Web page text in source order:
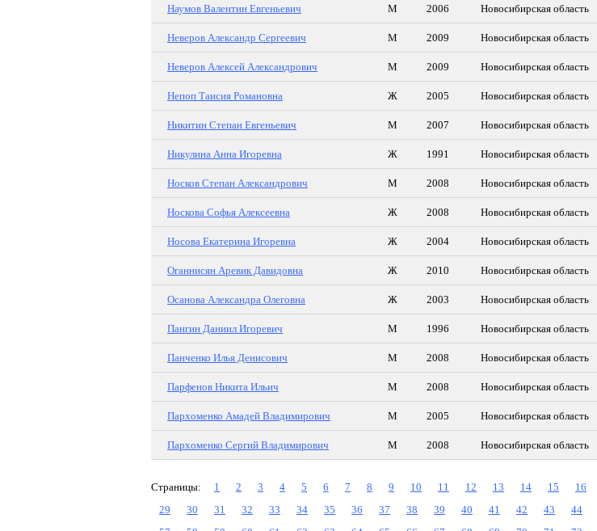
Наумов Валентин Евгеньевич М 2006 Новосибирская область
Неверов Александр Сергеевич М 2009 Новосибирская область
Неверов Алексей Александрович М 2009 Новосибирская область
Непоп Таисия Романовна Ж 2005 Новосибирская область
Никитин Степан Евгеньевич М 2007 Новосибирская область
Никулина Анна Игоревна Ж 1991 Новосибирская область
Носков Степан Александрович М 2008 Новосибирская область
Носкова Софья Алексеевна Ж 2008 Новосибирская область
Носова Екатерина Игоревна Ж 2004 Новосибирская область
Оганнисян Аревик Давидовна Ж 2010 Новосибирская область
Осанова Александра Олеговна Ж 2003 Новосибирская область
Пангин Даниил Игоревич М 1996 Новосибирская область
Панченко Илья Денисович М 2008 Новосибирская область
Парфенов Никита Ильич М 2008 Новосибирская область
Пархоменко Амадей Владимирович М 2005 Новосибирская область
Пархоменко Сергий Владимирович М 2008 Новосибирская область
Страницы: 1 2 3 4 5 6 7 8 9 10 11 12 13 14 15 16
29
30 31 32 33 34 35 36 37 38 39 40 41 42 43 44